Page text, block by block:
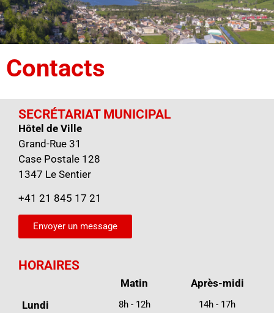
Contacts
SECRÉTARIAT MUNICIPAL
Hôtel de Ville
Grand-Rue 31
Case Postale 128
1347 Le Sentier
+41 21 845 17 21
Envoyer un message
HORAIRES
Matin
Après-midi
Lundi
8h - 12h 14h - 17h